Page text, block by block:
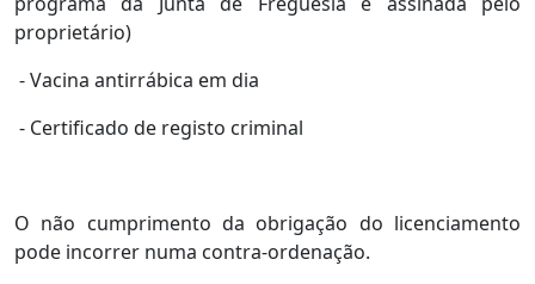
proprietário)
- Vacina antirrábica em dia
- Certificado de registo criminal
O não cumprimento da obrigação do licenciamento
pode incorrer numa contra-ordenação.